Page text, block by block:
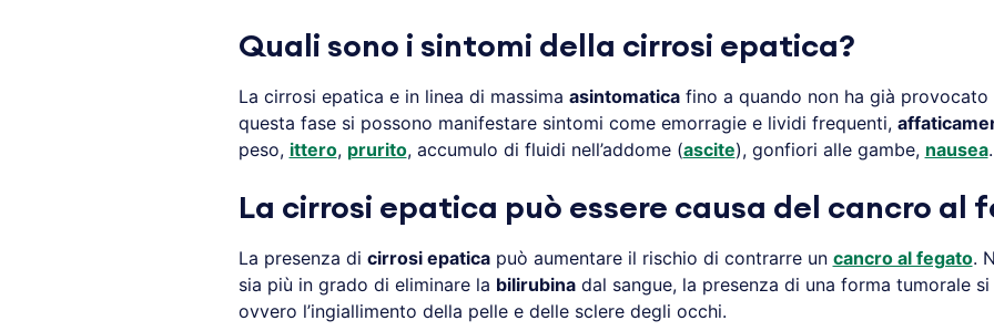
Quali sono i sintomi della cirrosi epatica?
La cirrosi epatica e in linea di massima asintomaticafino a quando non ha già provocato
questa fase si possono manifestare sintomi come emorragie e lividi frequenti,
peso, ittero, prurito, accumulo di fluidi nell’addome (ascite), gonfiori alle gambe, nausea.
La cirrosi epatica può essere causa del cancro al
La presenza di cirrosi epaticapuò aumentare il rischio di contrarre un cancro al fegato.
sia più in grado di eliminare la bilirubinadal sangue, la presenza di una forma tumorale si
ovvero l’ingiallimento della pelle e delle sclere degli occhi.